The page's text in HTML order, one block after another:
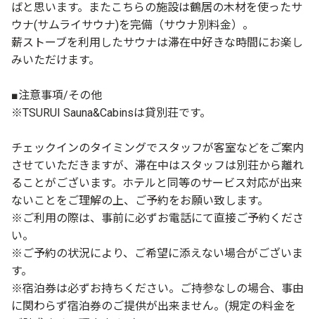
ばと思います。またこちらの施設は鶴居の木材を使ったサ
ウナ(サムライサウナ)を完備（サウナ別料金）。
薪ストーブを利用したサウナは滞在中好きな時間にお楽し
みいただけます。
■注意事項/その他
※TSURUI Sauna&Cabinsは貸別荘です。
チェックインのタイミングでスタッフが客室などをご案内
させていただきますが、滞在中はスタッフは別荘から離れ
ることがございます。ホテルと同等のサービス対応が出来
ないことをご理解の上、ご予約をお願い致します。
※ご利用の際は、事前に必ずお電話にて直接ご予約くださ
い。
※ご予約の状況により、ご希望に添えない場合がございま
す。
※宿泊券は必ずお持ちください。ご持参なしの場合、事由
に関わらず宿泊券のご提供が出来ません。(規定の料金を